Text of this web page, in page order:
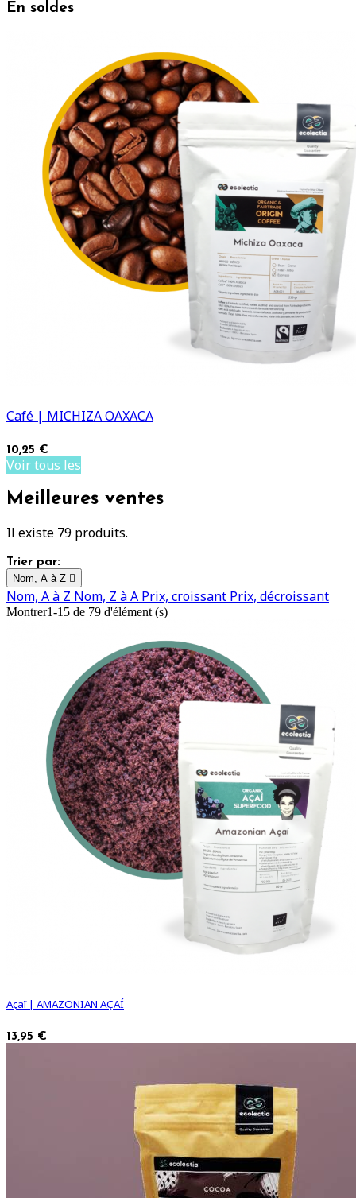
En soldes
Café | MICHIZA OAXACA
10,25 €
Voir tous les
Meilleures ventes
Il existe 79 produits.
Trier par:
Nom, A à Z 
Nom, A à Z Nom, Z à A Prix, croissant Prix, décroissant
Montrer1-15 de 79 d'élément (s)
Açaï | AMAZONIAN AÇAÍ
13,95 €